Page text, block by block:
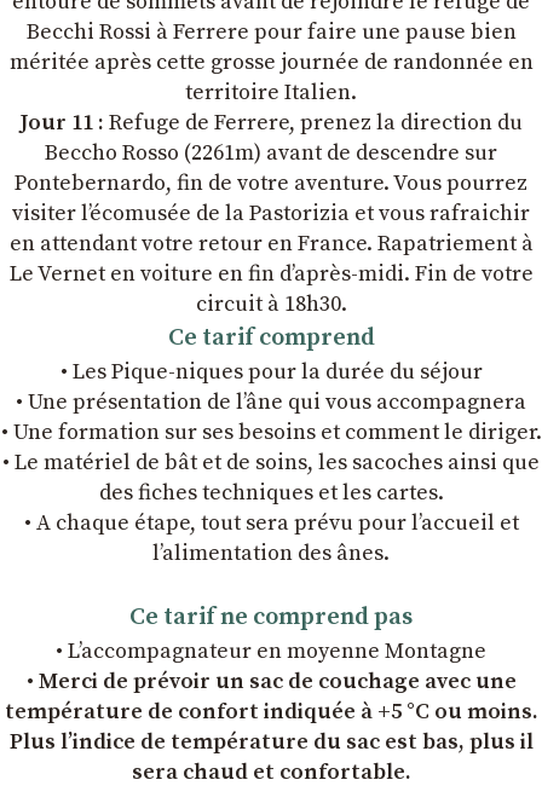
Becchi Rossi à Ferrere pour faire une pause bien
méritée après cette grosse journée de randonnée en
territoire Italien.
Jour 11 : Refuge de Ferrere, prenez la direction du
Beccho Rosso (2261m) avant de descendre sur
Pontebernardo, fin de votre aventure. Vous pourrez
visiter l’écomusée de la Pastorizia et vous rafraichir
en attendant votre retour en France. Rapatriement à
Le Vernet en voiture en fin d’après-midi. Fin de votre
circuit à 18h30.
Ce tarif comprend
• Les Pique-niques pour la durée du séjour
• Une présentation de l’âne qui vous accompagnera
• Une formation sur ses besoins et comment le diriger.
• Le matériel de bât et de soins, les sacoches ainsi que
des fiches techniques et les cartes.
• A chaque étape, tout sera prévu pour l’accueil et
l’alimentation des ânes.
Ce tarif ne comprend pas
• L’accompagnateur en moyenne Montagne
• Merci de prévoir un sac de couchage avec une
température de confort indiquée à +5 °C ou moins.
Plus l’indice de température du sac est bas, plus il
sera chaud et confortable.